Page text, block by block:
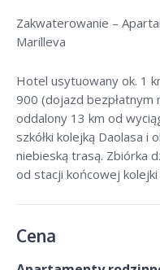
Zakwaterowanie –
Marilleva
Hotel usytuowany ok. 1
900 (dojazd bezpłatnym
oddalony 13 km od
szkółki kolejką Daolasa i
niebieską trasą. Zbiórka
od stacji końcowej
Cena